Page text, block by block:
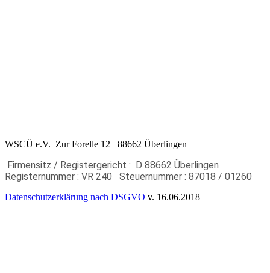
WSCÜ e.V. Zur Forelle 12 88662 Überlingen
Firmensitz / Registergericht : D 88662 Überlingen
Registernummer : VR 240 Steuernummer : 87018 / 01260
Datenschutzerklärung nach DSGVO v. 16.06.2018